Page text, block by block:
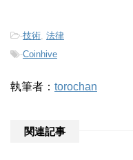
-技術, 法律
-Coinhive
執筆者： torochan
関連記事